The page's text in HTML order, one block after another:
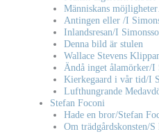
Människans
Antingen eller /I
Inlandsresan/I
Denna bild är stulen
Wallace Stevens
Ändå inget ålamörker/I
Kierkegaard i vår tid/I
Lufthungrande
Stefan Foconi
Hade en bror/Stefan
Om trädgårdskonsten/S